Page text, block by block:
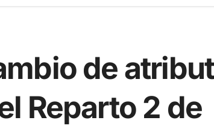
de
Reparto 2 de